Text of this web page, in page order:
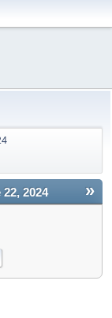
»
2024